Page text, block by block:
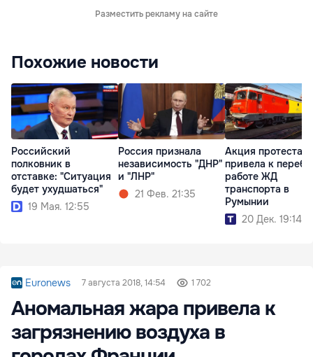
Разместить рекламу на сайте
Похожие новости
Российский
полковник в
отставке: "Ситуация
будет ухудшаться"
19 Мая. 12:55
Россия признала
независимость "ДНР"
и "ЛНР"
21 Фев. 21:35
Акция протеста
привела к
работе ЖД
транспорта в
Румынии
20 Дек. 19:14
Euronews 7 августа 2018, 14:54 1 702
Аномальная жара привела к
загрязнению воздуха в